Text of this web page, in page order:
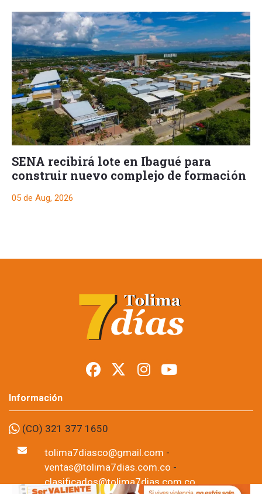
SENA recibirá lote en Ibagué para
construir nuevo complejo de formación
05 de Aug, 2026
armas en Tolima
durante posesión
presidencial
Foto: suministrada a Tolima7Días.
Los permisos para portar armas de fuego y armas traumáticas
quedaron suspendidos temporalmente en todo el